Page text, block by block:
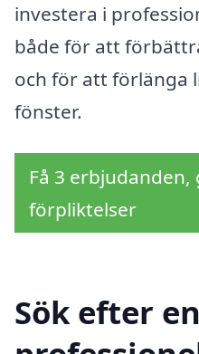
investera i
både för att
och för att förlänga
fönster.
Få 3
förpliktelser
Sök efter en